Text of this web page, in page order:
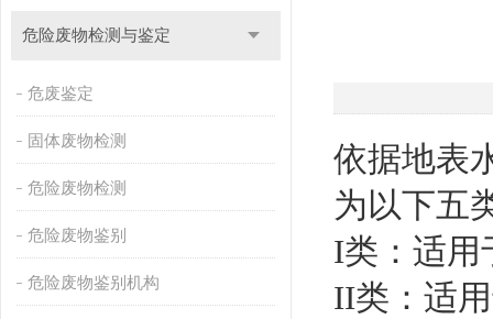
危险废物检测与鉴定
危废鉴定
固体废物检测
危险废物检测
危险废物鉴别
危险废物鉴别机构
依据地表
为以下五
I类：适用
II类：适